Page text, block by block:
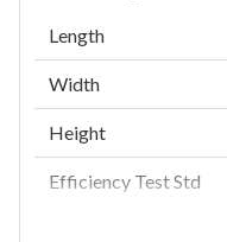
Length
Width
Height
Efficiency Test Std